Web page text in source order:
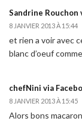
Sandrine Rouchon
8 JANVIER 2013 À 15:44
et rien a voir avec
blanc d’oeuf
chefNini via
8 JANVIER 2013 À 15:45
Alors bons